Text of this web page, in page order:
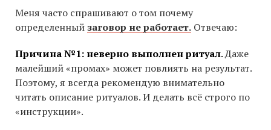
Меня часто спрашивают о том почему
определенныйзаговор не работает. Отвечаю:
Причина №1: неверно выполнен ритуал.Даже
малейший «промах» может повлиять на результат.
Поэтому, я всегда рекомендую внимательно
читать описание ритуалов. И делать всё строго по
«инструкции».